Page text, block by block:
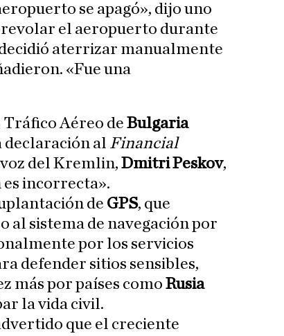
se apagó», dijo uno
el aeropuerto durante
aterrizar manualmente
«Fue una
Tráfico Aéreo de Bulgaria
declaración al Financial
del Kremlin, Dmitri Peskov,
incorrecta».
de GPS, que
al sistema de navegación por
por los servicios
defender sitios sensibles,
más por países como Rusia
la vida civil.
que el creciente